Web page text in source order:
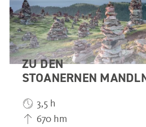
ZU DEN
STOANERNEN
3,5 h
670 hm